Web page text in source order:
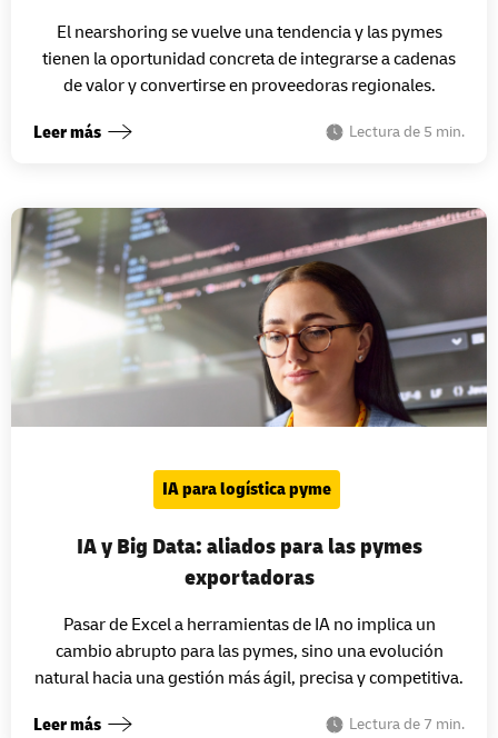
El nearshoring se vuelve una tendencia y las pymes
tienen la oportunidad concreta de integrarse a cadenas
de valor y convertirse en proveedoras regionales.
Leer más Lectura de 5 min.
IA para logística pyme
IA y Big Data: aliados para las pymes
exportadoras
Pasar de Excel a herramientas de IA no implica un
cambio abrupto para las pymes, sino una evolución
natural hacia una gestión más ágil, precisa y competitiva.
Leer más Lectura de 7 min.